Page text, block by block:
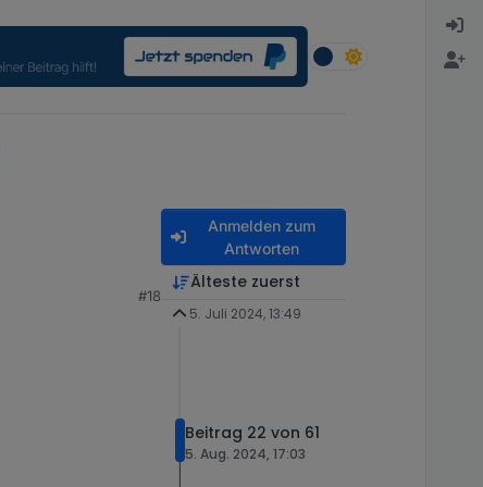
#18
Anmelden zum
Antworten
Älteste zuerst
5. Juli 2024, 13:49
Beitrag 22 von 61
5. Aug. 2024, 17:03